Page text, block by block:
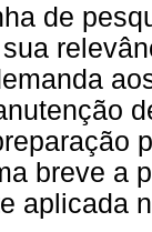
de
breve a
aplicada